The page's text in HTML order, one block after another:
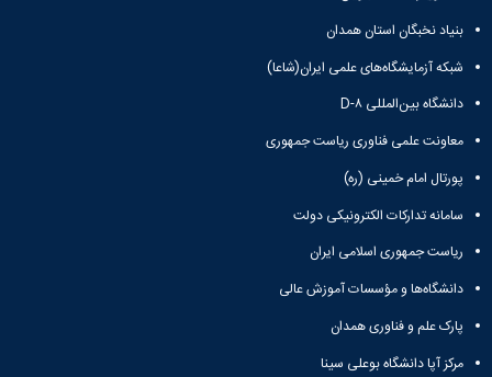
بنیاد نخبگان استان همدان
شبکه آزمایشگاه‌های علمی ایران(شاعا)
دانشگاه بین‌المللی D-۸
معاونت علمی فناوری ریاست جمهوری
پورتال امام خمینی (ره)
سامانه تدارکات الکترونیکی دولت
ریاست جمهوری اسلامی ایران
دانشگاه‌ها و مؤسسات آموزش عالی
پارک علم و فناوری همدان
مرکز آپا دانشگاه بوعلی سینا